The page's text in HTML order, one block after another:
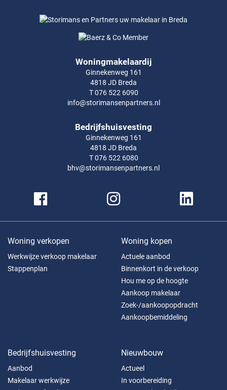
Woningmakelaardij
Ginnekenweg 161
4818 JD Breda
T 076 522 6090
info@storimansenpartners.nl
Bedrijfshuisvesting
Ginnekenweg 161
4818 JD Breda
T 076 522 6080
bhv@storimansenpartners.nl
Woning verkopen
Werkwijze verkoop makelaar
Stappenplan
Woning kopen
Actuele aanbod
Binnenkort in de verkoop
Hou me op de hoogte
Aankoop makelaar
Zoek-/aankoopopdracht
Aankoopbemiddeling
Bedrijfshuisvesting
Aanbod
Makelaar werkwijze
Nieuwbouw
Actueel
In voorbereiding